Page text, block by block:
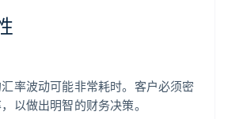
率波动可能非常耗时。客户必须密
以做出明智的财务决策。